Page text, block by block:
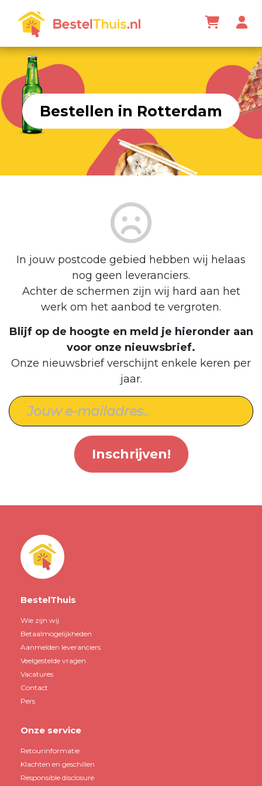
Bestellen in Rotterdam
In jouw postcode gebied hebben wij helaas
nog geen leveranciers.
Achter de schermen zijn wij hard aan het
werk om het aanbod te vergroten.
Blijf op de hoogte en meld je hieronder aan
voor onze nieuwsbrief.
Onze nieuwsbrief verschijnt enkele keren per
jaar.
Inschrijven!
BestelThuis
Wie zijn wij
Betaalmogelijkheden
Aanmelden leveranciers
Veelgestelde vragen
Vacatures
Contact
Pers
Onze service
Retourinformatie
Klachten en geschillen
Responsible disclosure